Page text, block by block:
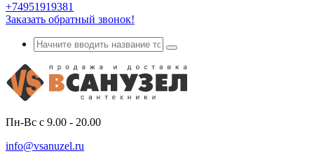
+74951919381
Заказать обратный звонок!
Пн-Вс с 9.00 - 20.00
info@vsanuzel.ru